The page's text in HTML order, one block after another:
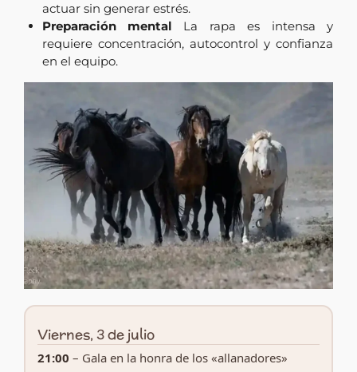
actuar sin generar estrés.
Preparación mental La rapa es intensa y
requiere concentración, autocontrol y confianza
en el equipo.
Viernes, 3 de julio
21:00 – Gala en la honra de los «allanadores»